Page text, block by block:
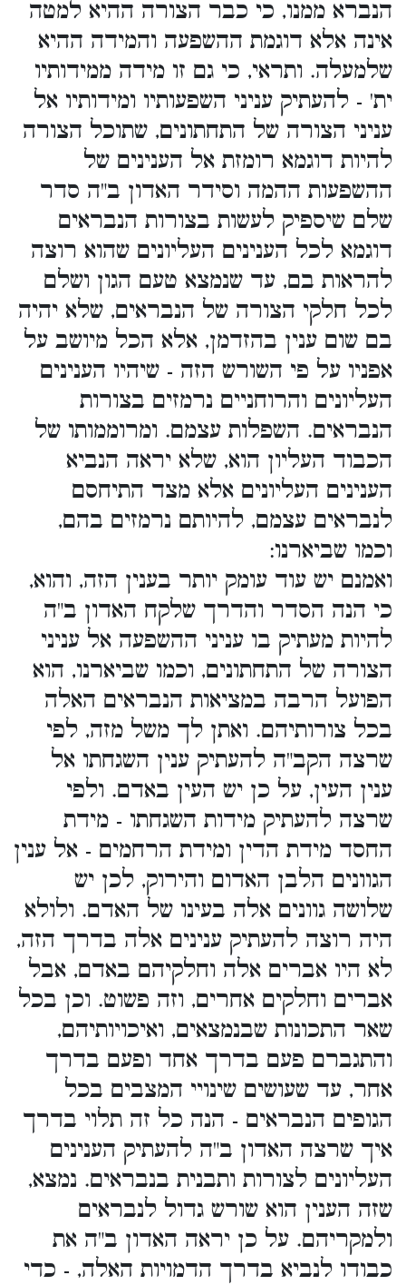
הנברא ממנו, כי כבר הצורה ההיא למטה
אינה אלא דוגמת ההשפעה והמידה ההיא
שלמעלה. ותראי, כי גם זו מידה ממידותיו
ית' - להעתיק עניני השפעותיו ומידותיו אל
עניני הצורה של התחתונים, שתוכל הצורה
להיות דוגמא רומזת אל הענינים של
ההשפעות ההמה וסידר האדון ב"ה סדר
שלם שיספיק לעשות בצורות הנבראים
דוגמא לכל הענינים העליונים שהוא רוצה
להראות בם, עד שנמצא טעם הגון ושלם
לכל חלקי הצורה של הנבראים, שלא יהיה
בם שום ענין בהזדמן, אלא הכל מיושב על
אפניו על פי השורש הזה - שיהיו הענינים
העליונים והרוחניים נרמזים בצורות
הנבראים. השפלות עצמם. ומרוממותו של
הכבוד העליון הוא, שלא יראה הנביא
הענינים העליונים אלא מצד התיחסם
לנבראים עצמם, להיותם נרמזים בהם,
וכמו שביארנו:
ואמנם יש עוד עומק יותר בענין הזה, והוא,
כי הנה הסדר והדרך שלקח האדון ב"ה
להיות מעתיק בו עניני ההשפעה אל עניני
הצורה של התחתונים, וכמו שביארנו, הוא
הפועל הרבה במציאות הנבראים האלה
בכל צורותיהם. ואתן לך משל מזה, לפי
שרצה הקב"ה להעתיק ענין השגחתו אל
ענין העין, על כן יש העין באדם. ולפי
שרצה להעתיק מידות השגחתו - מידת
החסד מידת הדין ומידת הרחמים - אל ענין
הגוונים הלבן האדום והירוק, לכן יש
שלושה גוונים אלה בעינו של האדם. ולולא
היה רוצה להעתיק ענינים אלה בדרך הזה,
לא היו אברים אלה וחלקיהם באדם, אבל
אברים וחלקים אחרים, וזה פשוט. וכן בכל
שאר התכונות שבנמצאים, ואיכויותיהם,
והתגברם פעם בדרך אחד ופעם בדרך
אחר, עד שעושים שינויי המצבים בכל
הגופים הנבראים - הנה כל זה תלוי בדרך
איך שרצה האדון ב"ה להעתיק הענינים
העליונים לצורות ותבנית בנבראים. נמצא,
שזה הענין הוא שורש גדול לנבראים
ולמקריהם. על כן יראה האדון ב"ה את
כבודו לנביא בדרך הדמויות האלה, - כדי